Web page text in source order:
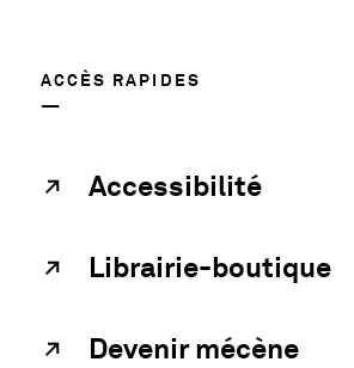
ACCÈS RAPIDES
Accessibilité
Librairie-boutique
Devenir mécène